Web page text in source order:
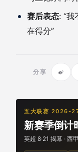
赛后表态: “我
在得分”
分享
五大联赛 2026-
新赛季倒计
英超 8·21 揭幕 · 西